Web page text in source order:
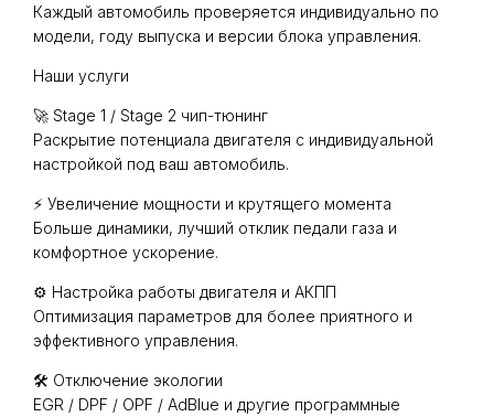
Каждый автомобиль проверяется индивидуально по
модели, году выпуска и версии блока управления.
Наши услуги
🚀 Stage 1 / Stage 2 чип-тюнинг
Раскрытие потенциала двигателя с индивидуальной
настройкой под ваш автомобиль.
⚡️ Увеличение мощности и крутящего момента
Больше динамики, лучший отклик педали газа и
комфортное ускорение.
⚙️ Настройка работы двигателя и АКПП
Оптимизация параметров для более приятного и
эффективного управления.
🛠 Отключение экологии
EGR / DPF / OPF / AdBlue и другие программные